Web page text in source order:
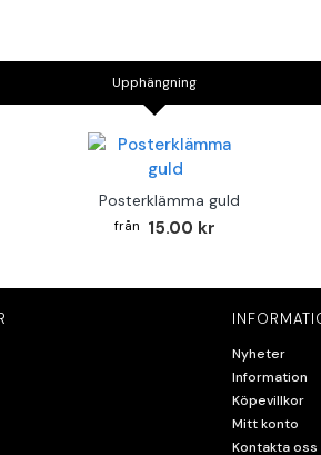
Upphängning
Posterklämma guld
15.00 kr
Nyheter
Information
Köpevillkor
Mitt konto
Kontakta oss